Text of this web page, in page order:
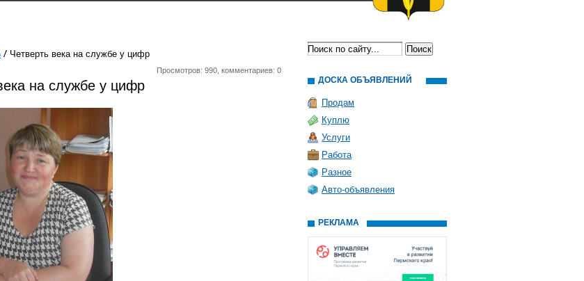
Четверть века на службе у цифр
Просмотров: 990, комментариев: 0
на службе у цифр ДОСКА ОБЪЯВЛЕНИЙ
Продам
Куплю
Услуги
Работа
Разное
Авто-объявления
РЕКЛАМА